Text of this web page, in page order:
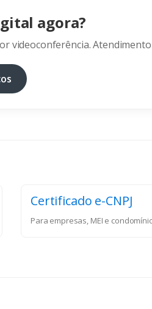
agora?
videoconferência.
Certificado e-CNPJ
Para empresas, MEI e